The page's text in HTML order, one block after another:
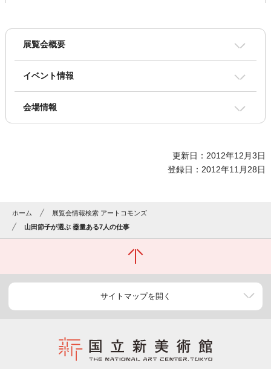
展覧会概要
イベント情報
会場情報
更新日：2012年12月3日
登録日：2012年11月28日
ホーム
展覧会情報検索 アートコモンズ
山田節子が選ぶ 器量ある7人の仕事
サイトマップを開く